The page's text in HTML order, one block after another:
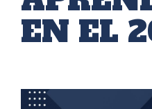
EN EL